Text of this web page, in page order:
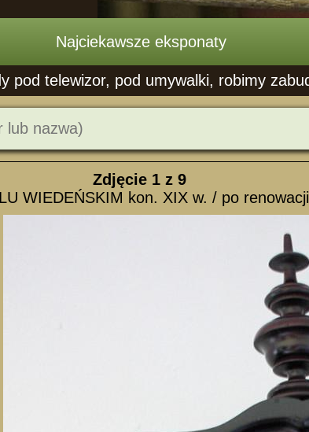
Najciekawsze eksponaty
pod telewizor, pod umywalki, robimy
Zdjęcie 1z 9
WIEDEŃSKIM kon. XIX w. / po